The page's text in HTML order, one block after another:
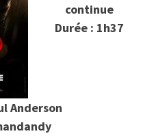
continue
Durée : 1h37
Anderson